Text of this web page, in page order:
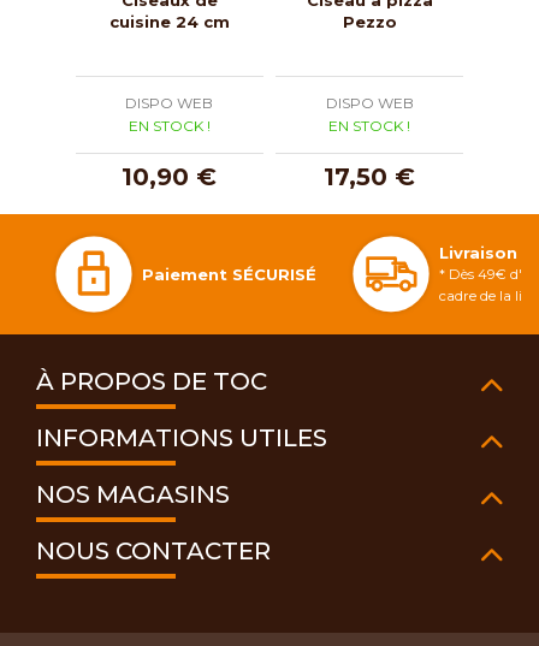
cuisine 24 cm
DISPO WEB
EN STOCK !
10,90 €
Pezzo
DISPO WEB
EN STOCK !
17,50 €
Paiement SÉCURISÉ
Livraison
* Dès 49€
cadre de la
À PROPOS DE TOC
INFORMATIONS UTILES
NOS MAGASINS
NOUS CONTACTER